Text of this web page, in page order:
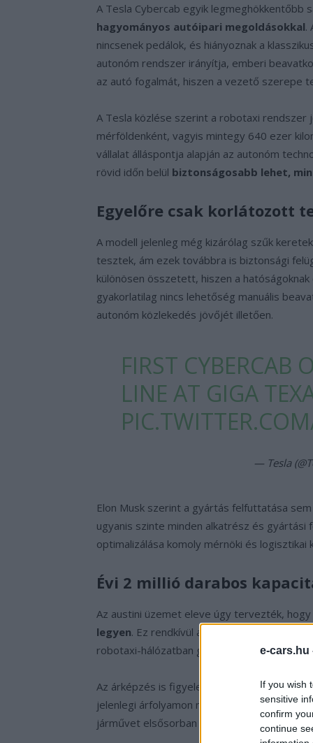
e-cars.hu
If you wish
sensitive
confirm
continue
A Tesla Cybercab egyik legmeghökkentőbb
hagyományos autóipari megoldásokkal.
nincsenek pedálok, és hiányoznak a
autonóm rendszer irányítja, emberi
az autó fogalmát, hiszen a vezető szerepe
A Tesla közlése szerint a robotaxi
mérföldenként, vagyis mintegy 640 ezer
vállalat álláspontja alapján az autonóm
rövid időn belül biztonságosabb lehet,
Egyelőre csak korlátozott
A modell jelenleg még kizárólag szűk
tesztek, ám ezek továbbra is biztonsági
különösen összetett, hiszen a
gyakorlatilag nincs lehetőség manuális
autonóm közlekedés jövőjét illetően.
FIRST CYBERCAB
LINE AT GIGA
— Tesla
Elon Musk szerint a gyártás felfuttatása
ugyanis szinte minden alkatrész és
optimalizálása komoly mérnöki és logisztikai
Évi 2 millió darabos
Az austini üzemet eleve úgy tervezték, hogy
legyen. Ez rendkívül ambiciózus cél, amely
robotaxi-hálózatban gondolkodik.
Az árképzés is figyelemre méltó. A
jelenlegi árfolyamon nagyjából 11 millió
járművet elsősorban nem